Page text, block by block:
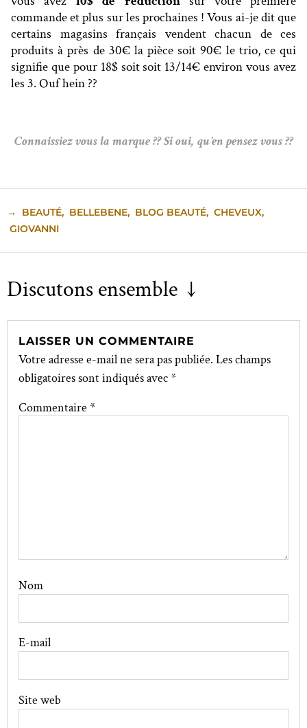
commande et plus sur les prochaines ! Vous ai-je dit que
certains magasins français vendent chacun de ces
produits à près de 30€ la pièce soit 90€ le trio, ce qui
signifie que pour 18$ soit soit 13/14€ environ vous avez
les 3. Ouf hein ??
Connaissiez vous la marque ?? Si oui, qu’en pensez vous ??
→ BEAUTÉ, BELLEBENE, BLOG BEAUTÉ, CHEVEUX,
GIOVANNI
Discutons ensemble ↓
LAISSER UN COMMENTAIRE
Votre adresse e-mail ne sera pas publiée. Les champs
obligatoires sont indiqués avec*
Commentaire *
Nom
E-mail
Site web